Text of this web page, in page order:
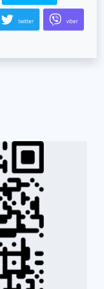
twitter viber